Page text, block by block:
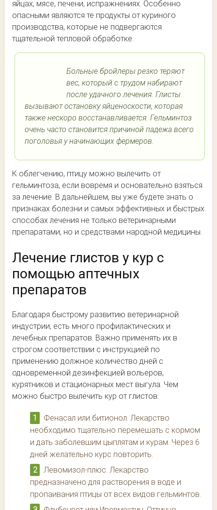
яйцах, мясе, печени, испражнениях. Особенно
опасными являются те продукты от куриного
производства, которые не подвергаются
тщательной тепловой обработке.
Больные бройлеры резко теряют
вес, который с трудом набирают
после удачного лечения. Глисты
вызывают остановку яйценоскости, которая
также нескоро восстанавливается. Гельминтоз
очень часто становится причиной падежа всего
поголовья у начинающих фермеров.
К облегчению, птицу можно вылечить от
гельминтоза, если вовремя и основательно взяться
за лечение. В дальнейшем, вы уже будете знать о
признаках болезни и самых эффективных и быстрых
способах лечения не только ветеринарными
препаратами, но и средствами народной медицины.
Лечение глистов у кур с
помощью аптечных
препаратов
Благодаря быстрому развитию ветеринарной
индустрии, есть много профилактических и
лечебных препаратов. Важно применять их в
строгом соответствии с инструкцией по
применению должное количество дней с
одновременной дезинфекцией вольеров,
курятников и стационарных мест выгула. Чем
можно быстро вылечить кур от глистов:
Фенасал или битионол. Лекарство
необходимо тщательно перемешать с кормом
и дать заболевшим цыплятам и курам. Через 6
дней желательно курс повторить.
Левомизол-плюс. Лекарство
предназначено для растворения в воде и
пропаивания птицы от всех видов гельминтов.